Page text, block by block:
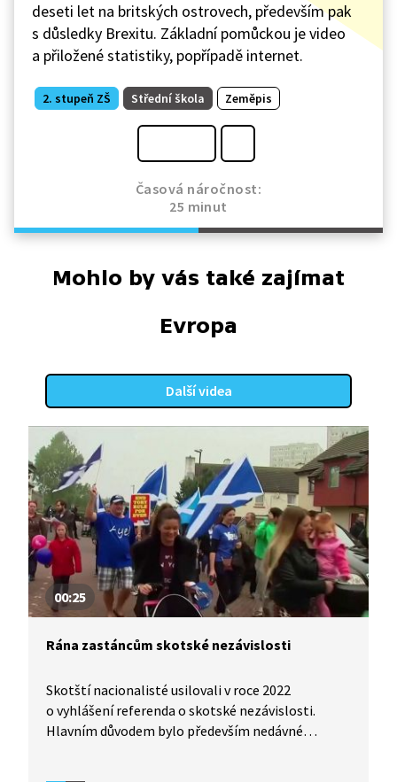
deseti let na britských ostrovech, především pak
s důsledky Brexitu. Základní pomůckou je video
a přiložené statistiky, popřípadě internet.
2. stupeň ZŠ Střední škola Zeměpis
Časová náročnost:
25 minut
Mohlo by vás také zajímat
Evropa
Další videa
00:25
Rána zastáncům skotské nezávislosti
Skotští nacionalisté usilovali v roce 2022
o vyhlášení referenda o skotské nezávislosti.
Hlavním důvodem bylo především nedávné